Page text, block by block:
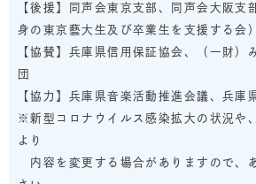
【後援】同声会東京支部、同声会大阪支
身の東京藝大生及び卒業生を支援する会）
【協賛】兵庫県信用保証協会、（一財）
団
【協力】兵庫県音楽活動推進会議、兵庫
※新型コロナウイルス感染拡大の状況や
より
内容を変更する場合がありますので、